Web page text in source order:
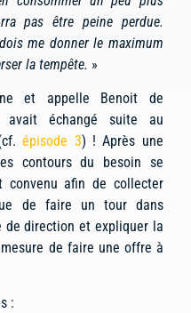
pas être peine perdue.
me donner le maximum
la tempête. »
et appelle Benoit de
avait échangé suite au
épisode 3) ! Après une
contours du besoin se
convenu afin de collecter
de faire un tour dans
de direction et expliquer la
de faire une offre à
: